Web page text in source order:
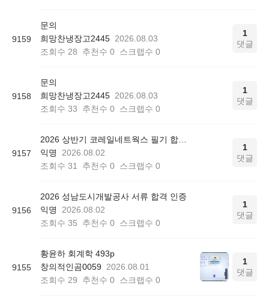
9159
문의
희망찬냉장고2445 2026.08.03
조회수 28 추천수 0 스크랩수 0
1
댓글
9158
문의
희망찬냉장고2445 2026.08.03
조회수 33 추천수 0 스크랩수 0
1
댓글
9157
익명
2026.08.02
조회수 31 추천수 0 스크랩수 0
1
댓글
9156
2026 성남도시개발공사 서류 합격 인증
익명
2026.08.02
조회수 35 추천수 0 스크랩수 0
1
댓글
9155
황윤하 회계학 493p
창의적인곰0059
2026.08.01
조회수 29 추천수 0 스크랩수 0
1
댓글